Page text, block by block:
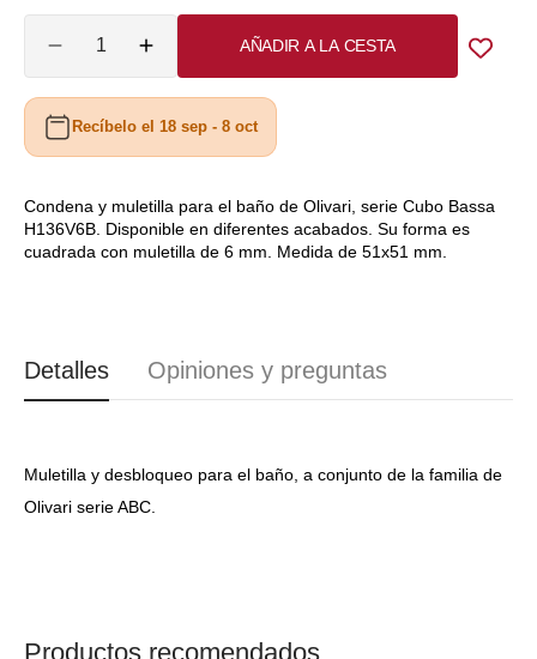
PVD
níquel
mate
Reducir
cantidad
para
Condena
H136V6B
Cubo
Bassa
PM2136/51
Aumentar
cantidad
para
Condena
H136V6B
Cubo
Bassa
PM2136/51
AÑADIR A LA CESTA
Recíbelo el 18 sep - 8 oct
Condena y muletilla para el baño de Olivari, serie Cubo Bassa
H136V6B. Disponible en diferentes acabados. Su forma es
cuadrada con muletilla de 6 mm. Medida de 51x51 mm.
Detalles Opiniones y preguntas
Muletilla y desbloqueo para el baño, a conjunto de la familia de
Olivari serie ABC.
Productos recomendados